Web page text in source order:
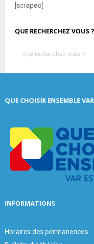
[scrapeo]
QUE RECHERCHEZ VOUS ?
h
QUE CHOISIR ENSEMBLE
INFORMATIONS
Horaires des permanences